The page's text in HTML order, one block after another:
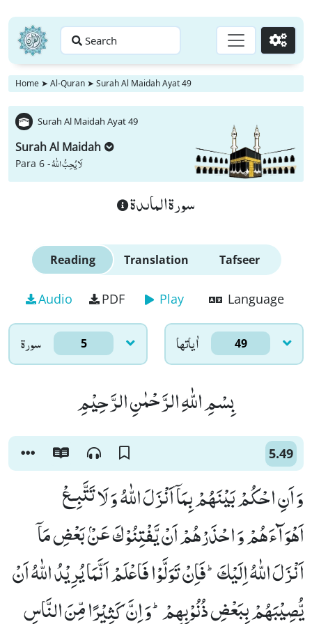
Search Go
Home ➤ Al-Quran ➤ Surah Al Maidah Ayat 49
Surah Al Maidah Ayat 49
Surah Al Maidah
Para 6 -لَا یُحِبُّ اللّٰهُ
سورة الماىدة
Reading Translation Tafseer
Audio PDF Play Language
سورۃ 5 اٰياتها 49
بِسْمِ اللّٰهِ الرَّحْمٰنِ الرَّحِیْمِ
5.49
وَ اَنِ احْكُمْ بَیْنَهُمْ بِمَاۤ اَنْزَلَ اللّٰهُ وَ لَا تَتَّبِـعْ
اَهْوَآءَهُمْ وَ احْذَرْهُمْ اَنْ یَّفْتِنُوْكَ عَنْۢ بَعْضِ مَاۤ
اَنْزَلَ اللّٰهُ اِلَیْكَؕ-فَاِنْ تَوَلَّوْا فَاعْلَمْ اَنَّمَا یُرِیْدُ اللّٰهُ اَنْ
یُّصِیْبَهُمْ بِبَعْضِ ذُنُوْبِهِمْؕ-وَ اِنَّ كَثِیْرًا مِّنَ النَّاسِ